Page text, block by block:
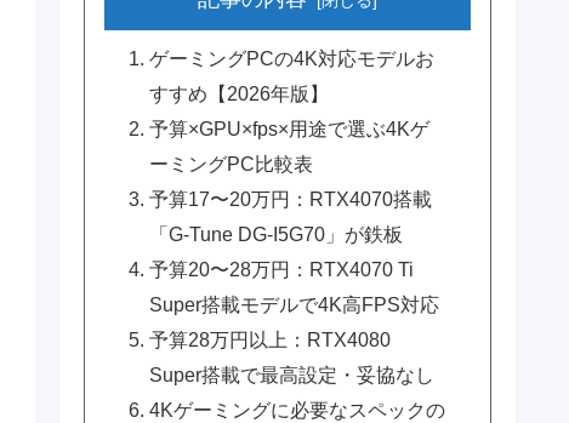
ゲーミングPCの4K対応モデルお
すすめ【2026年版】
予算×GPU×fps×用途で選ぶ4Kゲ
ーミングPC比較表
予算17〜20万円：RTX4070搭載
「G-Tune DG-I5G70」が鉄板
予算20〜28万円：RTX4070 Ti
Super搭載モデルで4K高FPS対応
予算28万円以上：RTX4080
Super搭載で最高設定・妥協なし
4Kゲーミングに必要なスペックの